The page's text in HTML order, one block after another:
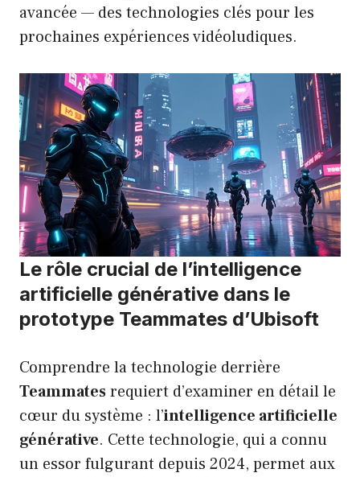
avancée — des technologies clés pour les
prochaines expériences vidéoludiques.
Le rôle crucial de l’intelligence
artificielle générative dans le
prototype Teammates d’Ubisoft
Comprendre la technologie derrière
Teammatesrequiert d’examiner en détail le
cœur du système : l’intelligence artificielle
générative. Cette technologie, qui a connu
un essor fulgurant depuis 2024, permet aux